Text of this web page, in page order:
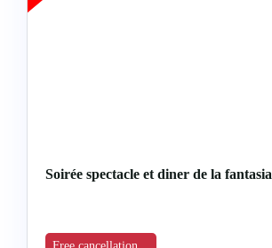
Soirée spectacle et diner de la fantasia